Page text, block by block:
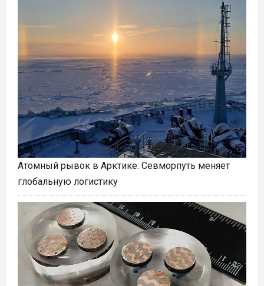
Атомный рывок в Арктике: Севморпуть меняет
глобальную логистику